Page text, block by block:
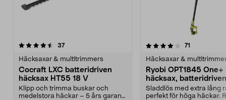
37recensioner
Häcksaxar & multitrimmers
Cocraft LXC batteridriven
häcksax HT55 18 V
Klipp och trimma buskar och
medelstora häckar – 5 års garanti.
4.0 av 5 stjärnor 71
Häcksaxar &
Ryobi OPT1845 One+
häcksax, batteridriven
Sladdlös med extra lång
perfekt för höga häckar.
4.0 av 5 stjärnor